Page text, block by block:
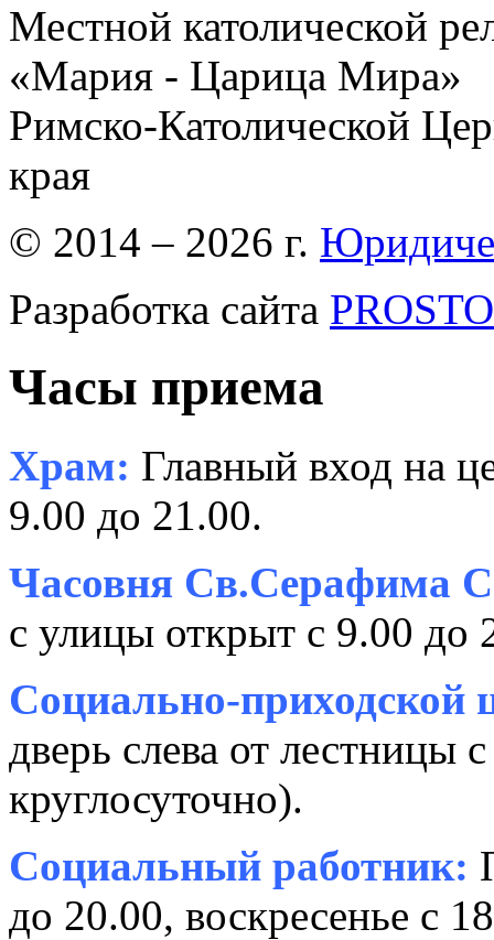
Местной католической
«Мария - Царица Мира»
Римско-Католической
края
© 2014 – 2026 г.
Разработка сайта
Часы приема
Храм: Главный вход на
9.00 до 21.00.
Часовня Св.Серафима
с улицы открыт с 9.00 до
Социально-приходской
дверь слева от лестницы
круглосуточно).
Социальный работник:
до 20.00, воскресенье с